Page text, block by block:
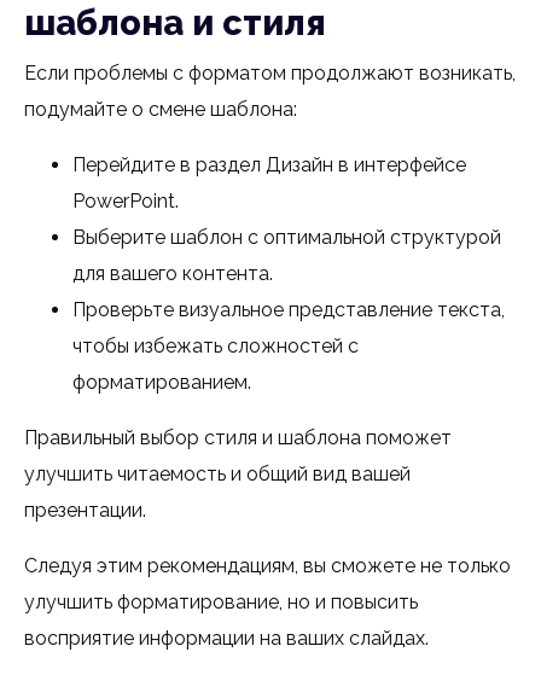
шаблона и стиля
Если проблемы с форматом продолжают возникать,
подумайте о смене шаблона:
Перейдите в раздел Дизайн в интерфейсе
PowerPoint.
Выберите шаблон с оптимальной структурой
для вашего контента.
Проверьте визуальное представление текста,
чтобы избежать сложностей с
форматированием.
Правильный выбор стиля и шаблона поможет
улучшить читаемость и общий вид вашей
презентации.
Следуя этим рекомендациям, вы сможете не только
улучшить форматирование, но и повысить
восприятие информации на ваших слайдах.